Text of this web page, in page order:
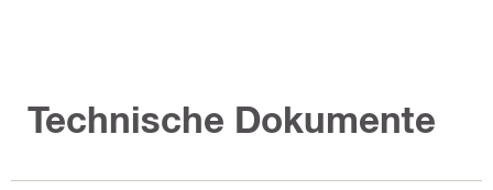
Technische Dokumente